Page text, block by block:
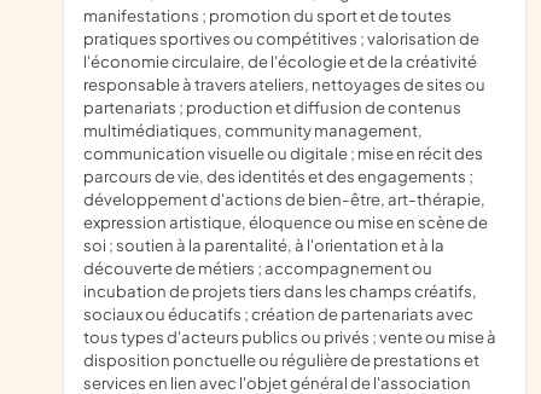
manifestations ; promotion du sport et de toutes
pratiques sportives ou compétitives ; valorisation de
l'économie circulaire, de l'écologie et de la créativité
responsable à travers ateliers, nettoyages de sites ou
partenariats ; production et diffusion de contenus
multimédiatiques, community management,
communication visuelle ou digitale ; mise en récit des
parcours de vie, des identités et des engagements ;
développement d'actions de bien-être, art-thérapie,
expression artistique, éloquence ou mise en scène de
soi ; soutien à la parentalité, à l'orientation et à la
découverte de métiers ; accompagnement ou
incubation de projets tiers dans les champs créatifs,
sociaux ou éducatifs ; création de partenariats avec
tous types d'acteurs publics ou privés ; vente ou mise à
disposition ponctuelle ou régulière de prestations et
services en lien avec l'objet général de l'association